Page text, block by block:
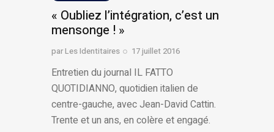
« Oubliez l’intégration, c’est un
mensonge ! »
parLes Identitaires 17 juillet 2016
Entretien du journal IL FATTO
QUOTIDIANNO, quotidien italien de
centre-gauche, avec Jean-David Cattin.
Trente et un ans, en colère et engagé.